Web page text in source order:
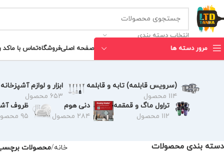
انتخاب دسته بندی
مرور دسته ها
صفحه اصلیفروشگاهتماس با ماکد
(سرویس قابلمه) تابه و قابلمه
۱۱۴ محصول
ابزار و لوازم آشپزخانه
۶۵۳ محصول
تراول ماگ و قمقمه
۱۱۲ محصول
دنی هوم
۲۸۴ محصول
ظروف
۹۵ محصول
دسته بندی محصولات خانه محصولات برچسب